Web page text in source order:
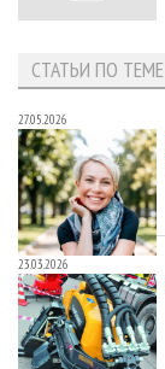
СТАТЬИ ПО ТЕМЕ
27.05.2026
23.03.2026